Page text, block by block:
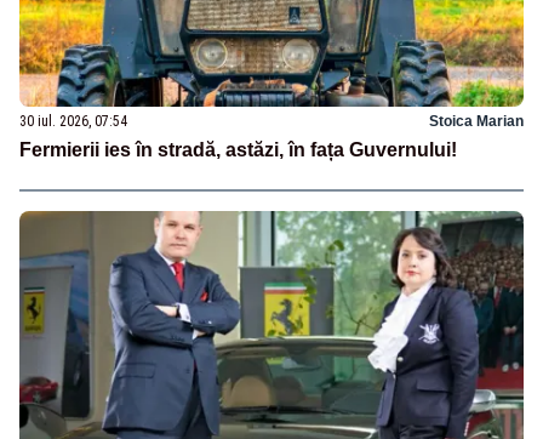
30 iul. 2026, 07:54 Stoica Marian
Fermierii ies în stradă, astăzi, în fața Guvernului!